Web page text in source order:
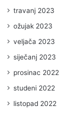
travanj 2023
ožujak 2023
veljača 2023
siječanj 2023
prosinac 2022
studeni 2022
listopad 2022